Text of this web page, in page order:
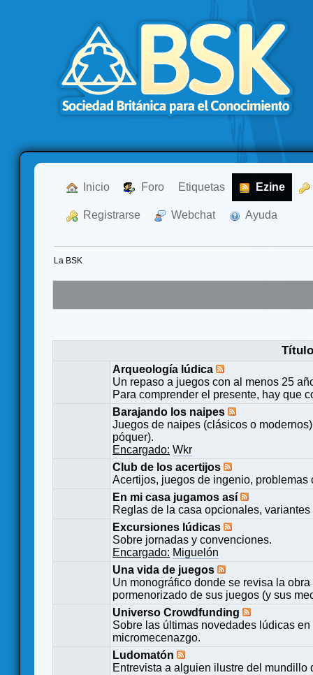
Inicio Foro Etiquetas Ezine
Registrarse Webchat Ayuda
La BSK
Título
Arqueología lúdica
Un repaso a juegos con al menos 25
Para comprender el presente, hay que
Barajando los naipes
Juegos de naipes (clásicos o
póquer).
Encargado: Wkr
Club de los acertijos
Acertijos, juegos de ingenio,
En mi casa jugamos así
Reglas de la casa opcionales,
Excursiones lúdicas
Sobre jornadas y convenciones.
Encargado: Miguelón
Una vida de juegos
Un monográfico donde se revisa la
pormenorizado de sus juegos (y sus
Universo Crowdfunding
Sobre las últimas novedades lúdicas
micromecenazgo.
Ludomatón
Entrevista a alguien ilustre del mundillo